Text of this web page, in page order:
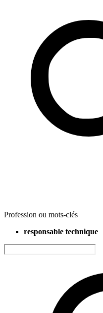
Profession ou mots-clés
responsable technique